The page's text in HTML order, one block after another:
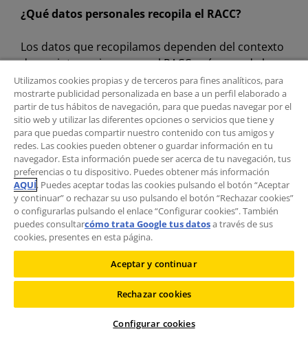
¿Qué datos personales recopila el RACC?
Los datos que recopilamos dependen del contexto
de sus interacciones con el RACC, así como de los
productos y servicios que decide contratar. Entre
los datos que recopilamos, se pueden incluir,
nombres y datos de contacto, datos demográficos,
datos de pago y credenciales de identificación.
También podemos obtener datos personales de
terceros, principalmente de:
– Fuentes disponibles públicamente, como bases
de datos gubernamentales abiertas u otros datos
de dominio público.
– Agentes de datos de los que obtenemos datos
demográficos para complementar los datos que
¿Quién es el responsable del tratamiento de sus
Utilizamos cookies propias y de terceros para fines analíticos, para
mostrarte publicidad personalizada en base a un perfil elaborado a
partir de tus hábitos de navegación, para que puedas navegar por el
sitio web y utilizar las diferentes opciones o servicios que tiene y
para que puedas compartir nuestro contenido con tus amigos y
redes. Las cookies pueden obtener o guardar información en tu
navegador. Esta información puede ser acerca de tu navegación, tus
preferencias o tu dispositivo. Puedes obtener más información
AQUÍ. Puedes aceptar todas las cookies pulsando el botón “Aceptar
y continuar” o rechazar su uso pulsando el botón “Rechazar cookies”
o configurarlas pulsando el enlace “Configurar cookies”. También
puedes consultarcómo trata Google tus datosa través de sus
cookies, presentes en esta página.
Aceptar y continuar
Rechazar cookies
Configurar cookies